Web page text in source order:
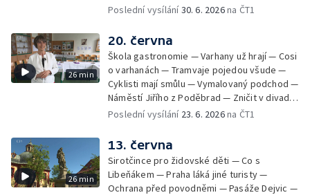
zpátky na Malostranské náměstí — 50 let
Poslední vysílání30. 6. 2026na ČT1
26 min
20. června
Škola gastronomie — Varhany už hrají — Cosi
o varhanách — Tramvaje pojedou všude —
Cyklisti mají smůlu — Vymalovaný podchod —
Náměstí Jiřího z Poděbrad — Zničit v divadle
Komedie — Den otevřených dveří — Letní
Poslední vysílání 23. 6. 2026na ČT1
26 min
13. června
Sirotčince pro židovské děti — Co s
Libeňákem — Praha láká jiné turisty —
Ochrana před povodněmi — Pasáže Dejvic —